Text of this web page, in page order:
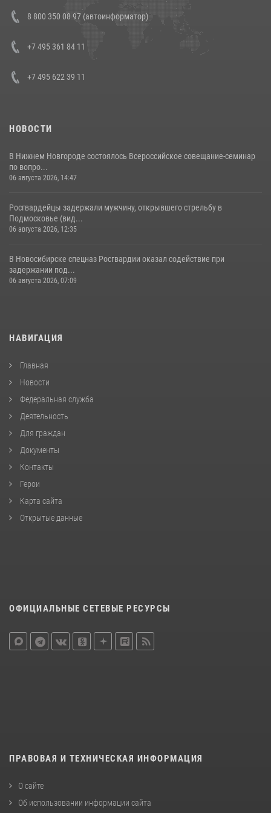
В Росгвардии прошла военно-научная конференция по обобщению
боевого опыта
8 800 350 08 97 (автоинформатор)
+7 495 361 84 11
+7 495 622 39 11
НОВОСТИ
В Нижнем Новгороде состоялось Всероссийское совещание-семинар
по вопро...
06 августа 2026, 14:47
Росгвардейцы задержали мужчину, открывшего стрельбу в
Подмосковье (вид...
06 августа 2026, 12:35
В Новосибирске спецназ Росгвардии оказал содействие при
задержании под...
06 августа 2026, 07:09
НАВИГАЦИЯ
Главная
Новости
Федеральная служба
Деятельность
Для граждан
Документы
Контакты
Герои
Карта сайта
Открытые данные
ОФИЦИАЛЬНЫЕ СЕТЕВЫЕ РЕСУРСЫ
ПРАВОВАЯ И ТЕХНИЧЕСКАЯ ИНФОРМАЦИЯ
О сайте
Об использовании информации сайта